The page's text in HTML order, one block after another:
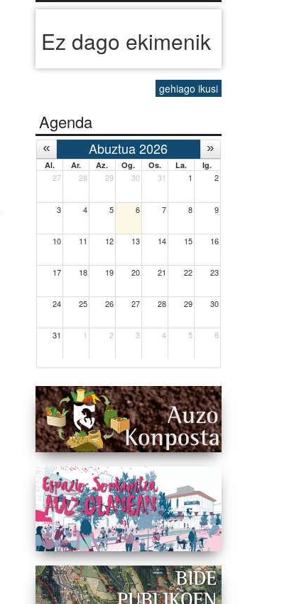
Ez dago ekimenik
gehiago ikusi
Agenda
Abuztua 2026
Al. Ar. Az. Og. Os. La. Ig.
27 28 29 30 31 1 2
3 4 5 6 7 8 9
10 11 12 13 14 15 16
17 18 19 20 21 22 23
24 25 26 27 28 29 30
31 1 2 3 4 5 6